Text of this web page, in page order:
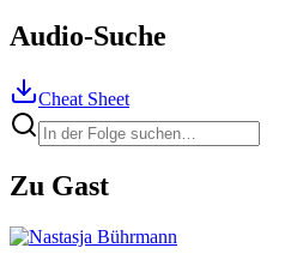
Audio-Suche
Cheat Sheet
Zu Gast